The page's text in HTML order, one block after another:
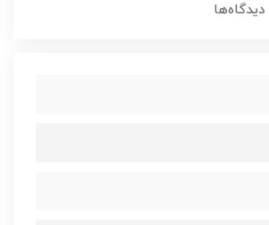
دیدگاه‌ها